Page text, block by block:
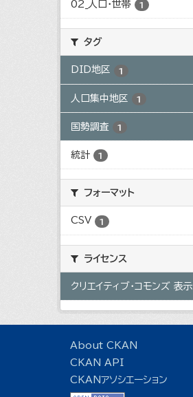
02_人口・世帯 1
タグ
DID地区 1
人口集中地区 1
国勢調査 1
統計 1
フォーマット
CSV 1
ライセンス
クリエイティブ・コモンズ 表示
About CKAN
CKAN API
CKANアソシエーション